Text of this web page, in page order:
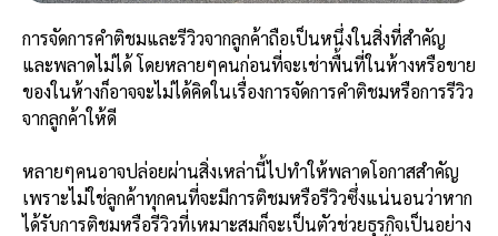
การจัดการคำติชมและรีวิวจากลูกค้าถือเป็นหนึ่งในสิ่งที่สำคัญ
และพลาดไม่ได้ โดยหลายๆคนก่อนที่จะเช่าพื้นที่ในห้างหรือขาย
ของในห้างก็อาจจะไม่ได้คิดในเรื่องการจัดการคำติชมหรือการรีวิว
จากลูกค้าให้ดี
หลายๆคนอาจปล่อยผ่านสิ่งเหล่านี้ไปทำให้พลาดโอกาสสำคัญ
เพราะไม่ใช่ลูกค้าทุกคนที่จะมีการติชมหรือรีวิวซึ่งแน่นอนว่าหาก
ได้รับการติชมหรือรีวิวที่เหมาะสมก็จะเป็นตัวช่วยธุรกิจเป็นอย่าง